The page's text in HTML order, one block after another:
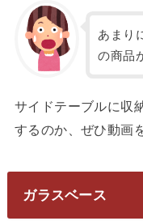
あまり
の商品
サイドテーブルに収
するのか、ぜひ動画
ガラスベース